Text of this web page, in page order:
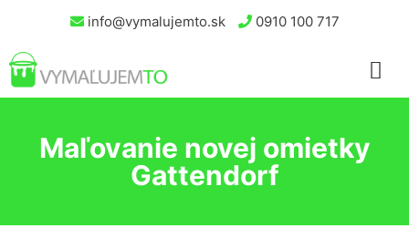
info@vymalujemto.sk 0910 100 717
Maľovanie novej omietky
Gattendorf